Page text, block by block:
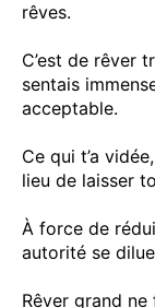
rêves.
C’est de rêver
sentais
acceptable.
Ce qui t’a
lieu de laisser
À force de
autorité se
Rêver grand